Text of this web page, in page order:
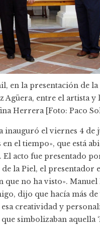
en la presentación de
Agüera, entre el artista y
Herrera [Foto: Paco
el viernes 4 de
el tiempo», que está
El acto fue presentado
de la Piel, el presentador
no ha visto».
dijo que hacía más
creatividad y
simbolizaban aquella